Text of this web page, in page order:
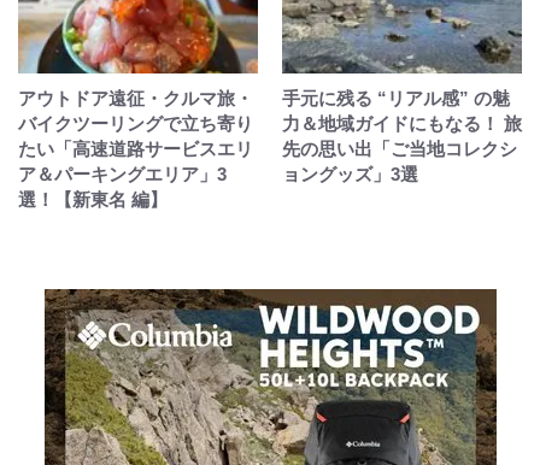
アウトドア遠征・クルマ旅・
バイクツーリングで立ち寄り
たい「高速道路サービスエリ
ア＆パーキングエリア」3
選！【新東名 編】
手元に残る “リアル感” の魅
力＆地域ガイドにもなる！ 旅
先の思い出「ご当地コレクシ
ョングッズ」3選